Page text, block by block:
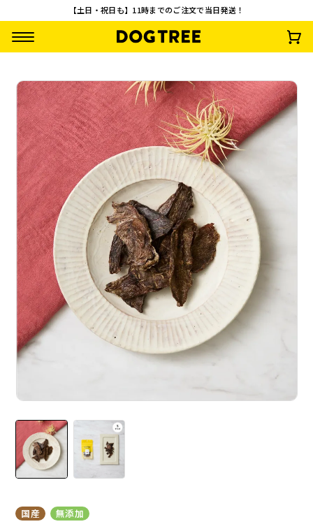
【土日・祝日も】11時までのご注文で当日発送！
鹿の肉 S 約13g
495 (税込)
鱈（たら）ほぐし S
約10g
¥ 495 (税込)
鶏の砂肝 小粒 S 約1
¥495 (税込)
角切りミニ 馬肉 S
約10g
¥
495
トッピング
国産 無添加